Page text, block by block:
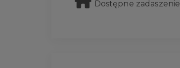
Dostępne zadaszenie